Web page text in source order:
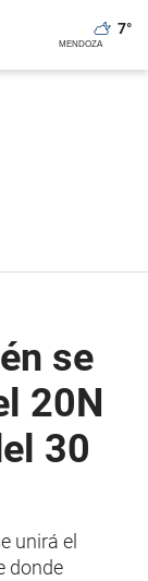
7°
se
20N
30
unirá el
donde